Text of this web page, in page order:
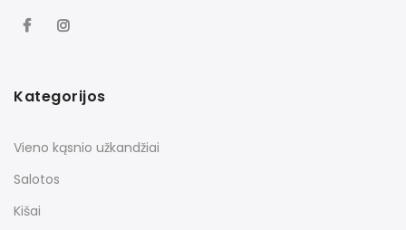
Kategorijos
Vieno kąsnio užkandžiai
Salotos
Kišai